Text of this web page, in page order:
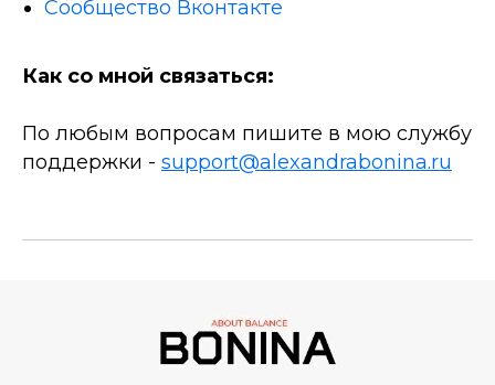
Сообщество Вконтакте
Как со мной связаться:
По любым вопросам пишите в мою службу
поддержки - support@alexandrabonina.ru